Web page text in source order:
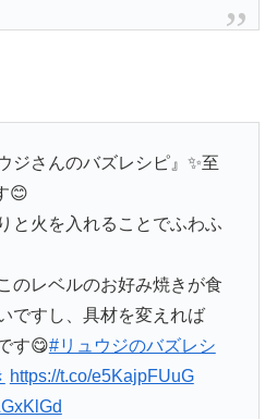
ジさんのバズレシピ』✨至
😊
と火を入れることでふわふ
のレベルのお好み焼きが食
ですし、具材を変えれば
す😋#リュウジのバズレシ
https://t.co/e5KajpFUuG